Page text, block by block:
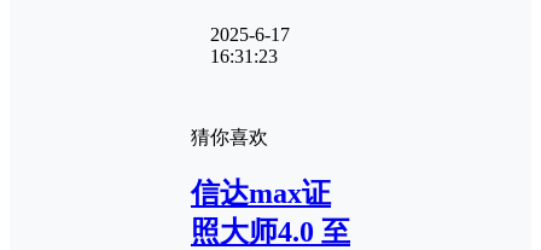
2025-6-17
16:31:23
猜你喜欢
信达max证
照大师4.0 至